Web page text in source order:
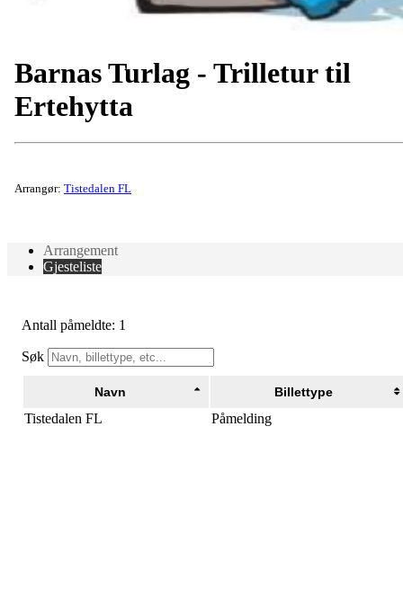
Barnas Turlag - Trilletur til
Ertehytta
Arrangør: Tistedalen FL
Arrangement
Gjesteliste
Antall påmeldte: 1
Søk
Navn Billettype
Tistedalen FL Påmelding